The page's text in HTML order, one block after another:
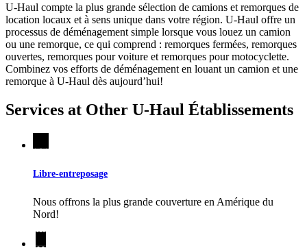
U-Haul compte la plus grande sélection de camions et remorques de
location locaux et à sens unique dans votre région. U-Haul offre un
processus de déménagement simple lorsque vous louez un camion
ou une remorque, ce qui comprend : remorques fermées, remorques
ouvertes, remorques pour voiture et remorques pour motocyclette.
Combinez vos efforts de déménagement en louant un camion et une
remorque à U-Haul dès aujourd’hui!
Services at Other U-Haul Établissements
Libre-entreposage
Nous offrons la plus grande couverture en Amérique du
Nord!